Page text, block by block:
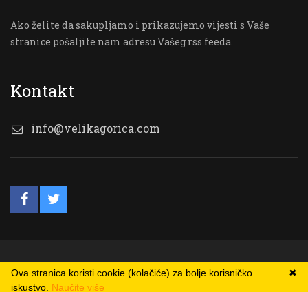
Ako želite da sakupljamo i prikazujemo vijesti s Vaše
stranice pošaljite nam adresu Vašeg rss feeda.
Kontakt
info@velikagorica.com
© VG Online ✖
Ova stranica koristi cookie (kolačiće) za bolje korisničko
iskustvo. Naučite više